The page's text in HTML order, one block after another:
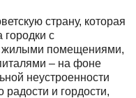
страну, которая
городки с
жилыми помещениями,
– на фоне
неустроенности
радости и гордости,